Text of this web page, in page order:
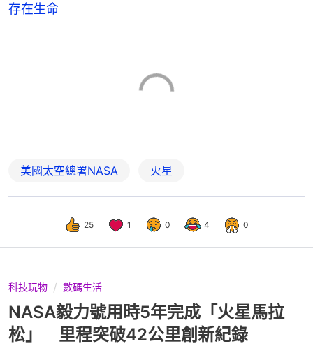
存在生命
美國太空總署NASA 火星
25 1 0 4 0
科技玩物 數碼生活
NASA毅力號用時5年完成「火星馬拉
松」 里程突破42公里創新紀錄